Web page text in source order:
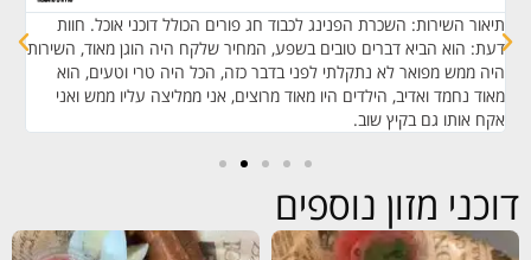
תיאור השירות: השכרת הפנינג לכבוד חג פורים הכולל דוכני אוכל. חוות
דעת: הוא הביא דברים טובים בשפע, המחיר שלקח היה הוגן מאוד, השירות
היה ממש מפואר לא נתקלתי לפני בדבר כזה, הכל היה טרי וטעים, הוא
מאוד נחמד ואדיב, הילדים היו מאוד מרוצים, אני ממליצה עליו ממש ואני
אקח אותו גם בקיץ שוב.
דוכני מזון נוספים